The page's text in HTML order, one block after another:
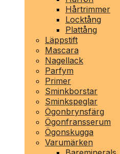
Hårtrimmer
Locktång
Plattång
Läppstift
Mascara
Nagellack
Parfym
Primer
Sminkborstar
Sminkspeglar
Ögonbrynsfärg
Ögonfransserum
Ögonskugga
Varumärken